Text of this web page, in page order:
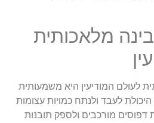
מלאכותית
לעולם המודיעין היא משמעותית
לעבד ולנתח כמויות עצומות
דפוסים מורכבים ולספק תובנות